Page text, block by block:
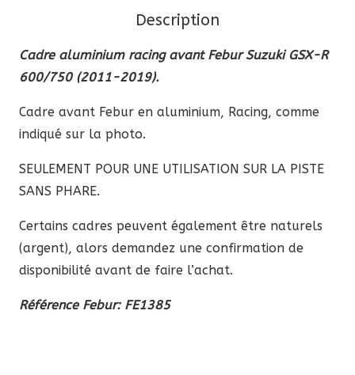
GSX-
R
(2011-
2019)
Description
Cadre aluminium racing avant Febur Suzuki GSX-R
600/750 (2011-2019).
Cadre avant Febur en aluminium, Racing, comme
indiqué sur la photo.
SEULEMENT POUR UNE UTILISATION SUR LA PISTE
SANS PHARE.
Certains cadres peuvent également être naturels
(argent), alors demandez une confirmation de
disponibilité avant de faire l’achat.
Référence Febur: FE1385